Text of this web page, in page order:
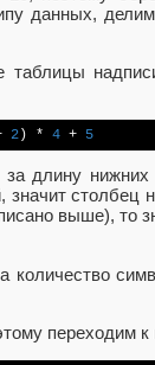
данных,
таблицы
2 ) * 4 + 5
длину
значит
выше), то
количество
переходим к